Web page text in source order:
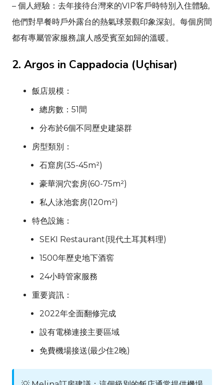
– 個人經驗：去年接待台灣來的VIP客戶時特別入住體驗,
他們對早餐時戶外露台的熱氣球景觀印象深刻。每個房間
都有專屬管家服務,讓人感受賓至如歸的溫暖。
2. Argos in Cappadocia (Uçhisar)
飯店規模：
總房數：51間
分布於6個不同歷史建築群
房型類別：
石窟房(35-45m²)
豪華洞穴套房(60-75m²)
私人泳池套房(120m²)
特色設施：
SEKI Restaurant(現代土耳其料理)
1500年歷史地下酒窖
24小時管家服務
重要資訊：
2022年全面翻修完成
設有電梯連接主要區域
免費機場接送(最少住2晚)